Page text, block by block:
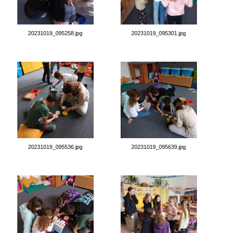
20231019_095258.jpg 20231019_095301.jpg
20231019_095536.jpg 20231019_095639.jpg